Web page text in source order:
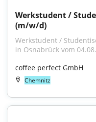
Werkstudent /
(m/w/d)
Werkstudent /
in Osnabrück vom
coffee perfect GmbH
Chemnitz